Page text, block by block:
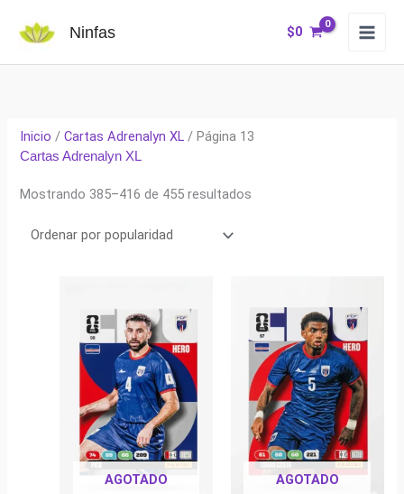
Ninfas $0
Inicio /Cartas Adrenalyn XL / Página 13
Cartas Adrenalyn XL
Mostrando 385–416 de 455 resultados
AGOTADO AGOTADO